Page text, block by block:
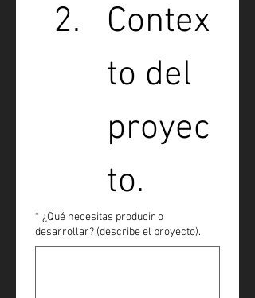
Contex
to del
proyec
to.
* ¿Qué necesitas producir o
desarrollar? (describe el proyecto).